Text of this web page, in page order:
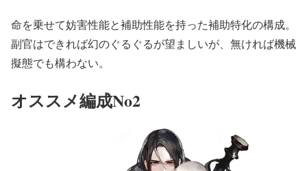
命を乗せて妨害性能と補助性能を持った補助特化の構成。
副官はできれば幻のぐるぐるが望ましいが、無ければ機械
擬態でも構わない。
オススメ編成No2